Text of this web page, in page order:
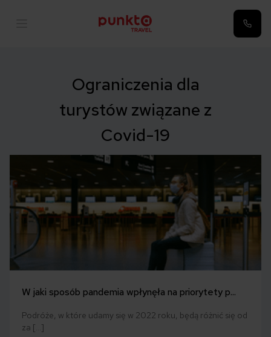
Ograniczenia dla
turystów związane z
Covid-19
W jaki sposób pandemia wpłynęła na priorytety p...
Podróże, w które udamy się w 2022 roku, będą różnić się od
za […]